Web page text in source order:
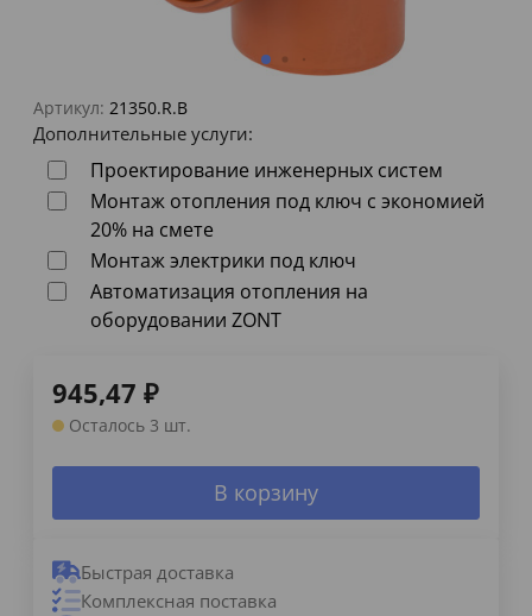
Артикул: 21350.R.B
Дополнительные услуги:
Проектирование инженерных систем
Монтаж отопления под ключ с экономией
20% на смете
Монтаж электрики под ключ
Автоматизация отопления на
оборудовании ZONT
945,47 ₽
Осталось 3 шт.
В корзину
Быстрая доставка
Комплексная поставка